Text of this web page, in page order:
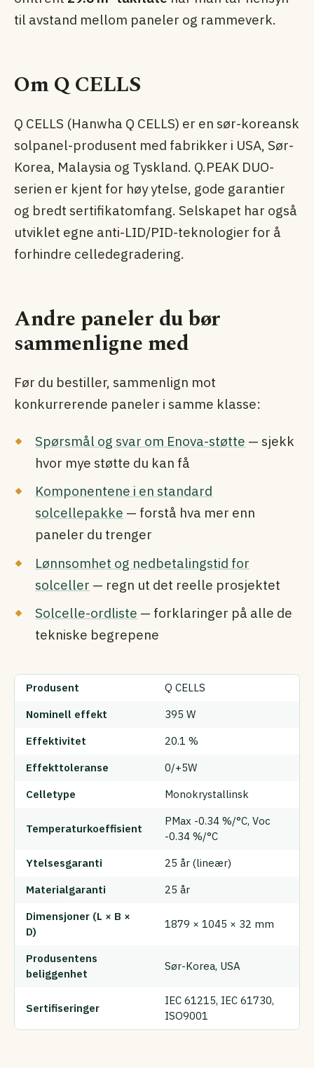
til avstand mellom paneler og rammeverk.
Om Q CELLS
Q CELLS (Hanwha Q CELLS) er en sør-koreansk
solpanel-produsent med fabrikker i USA, Sør-
Korea, Malaysia og Tyskland. Q.PEAK DUO-
serien er kjent for høy ytelse, gode garantier
og bredt sertifikatomfang. Selskapet har også
utviklet egne anti-LID/PID-teknologier for å
forhindre celledegradering.
Andre paneler du bør
sammenligne med
Før du bestiller, sammenlign mot
konkurrerende paneler i samme klasse:
Spørsmål og svar om Enova-støtte — sjekk
hvor mye støtte du kan få
Komponentene i en standard
solcellepakke — forstå hva mer enn
paneler du trenger
Lønnsomhet og nedbetalingstid for
solceller — regn ut det reelle prosjektet
Solcelle-ordliste — forklaringer på alle de
tekniske begrepene
Produsent
Q CELLS
Nominell effekt
395 W
Effektivitet
20.1 %
Effekttoleranse
0/+5W
Celletype
Monokrystallinsk
Temperaturkoeffisient
PMax -0.34 %/°C, Voc
-0.34 %/°C
Ytelsesgaranti
25 år (lineær)
Materialgaranti
25 år
Dimensjoner (L × B ×
D)
1879 × 1045 × 32 mm
Produsentens
beliggenhet
Sør-Korea, USA
Sertifiseringer
IEC 61215, IEC 61730,
ISO9001